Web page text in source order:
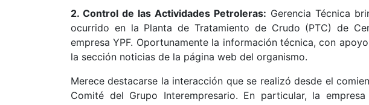
2. Control de las Actividades Petroleras: Gerencia Técnica
ocurrido en la Planta de Tratamiento de Crudo (PTC) de
empresa YPF. Oportunamente la información técnica, con
la sección noticias de la página web del organismo.
Merece destacarse la interacción que se realizó desde el
Comité del Grupo Interempresario. En particular, la